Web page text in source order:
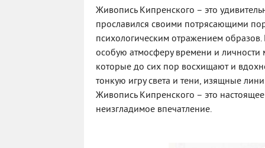
Живопись Кипренского – это
прославился своими потрясающими
психологическим отражением
особую атмосферу времени и
которые до сих пор восхищают и
тонкую игру света и тени, изящные
Живопись Кипренского – это настоящее
неизгладимое впечатление.